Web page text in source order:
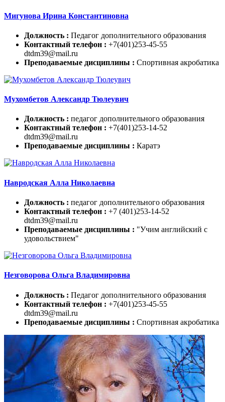
Мигунова Ирина Константиновна
Должность : Педагог дополнительного образования
Контактный телефон : +7(401)253-45-55
dtdm39@mail.ru
Преподаваемые дисциплины : Спортивная акробатика
Мухомбетов Александр Тюлеувич
Должность : педагог дополнительного образования
Контактный телефон : +7(401)253-14-52
dtdm39@mail.ru
Преподаваемые дисциплины : Каратэ
Навродская Алла Николаевна
Должность : педагог дополнительного образования
Контактный телефон : +7 (401)253-14-52
dtdm39@mail.ru
Преподаваемые дисциплины : "Учим английский с
удовольствием"
Незговорова Ольга Владимировна
Должность : Педагог дополнительного образования
Контактный телефон : +7(401)253-45-55
dtdm39@mail.ru
Преподаваемые дисциплины : Спортивная акробатика